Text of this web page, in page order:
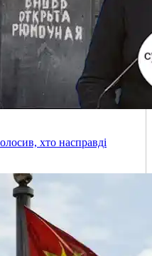
хто насправді